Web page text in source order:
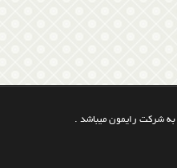
شرکت رایمون میباشد .